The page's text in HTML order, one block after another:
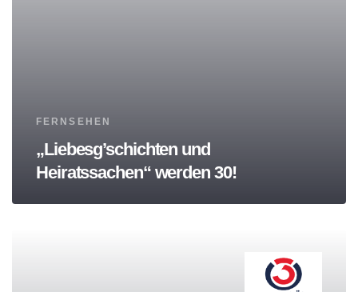
Tags
FERNSEHEN
„Liebesg’schichten und
Heiratssachen“ werden 30!